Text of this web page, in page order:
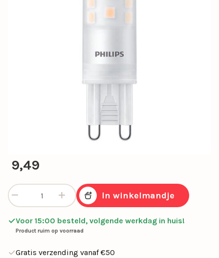
9,49
Led 2.6w g9 300lm 2700k dimbaar aantal
In winkelmandje
Voor 15:00 besteld, volgende werkdag in huis!
Product ruim op voorraad
Gratis verzending vanaf €50